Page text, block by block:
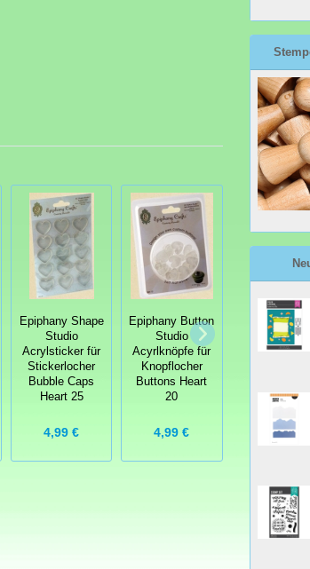
Epiphany Shape
Studio
Acrylsticker für
Stickerlocher
Bubble Caps
Heart 25
4,99 €
Epiphany Button
Studio
Acyrlknöpfe für
Knopflocher
Buttons Heart
20
4,99 €
Epiphany
Studio
19,95 €